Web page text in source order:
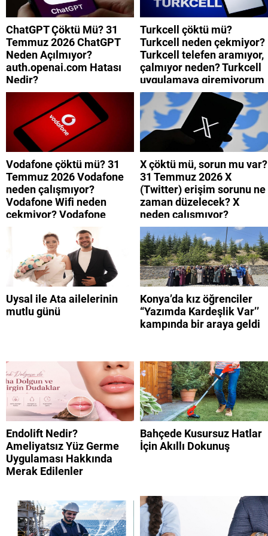
ChatGPT Çöktü Mü? 31
Temmuz 2026 ChatGPT
Neden Açılmıyor?
auth.openai.com Hatası
Nedir?
Turkcell çöktü mü?
Turkcell neden çekmiyor?
Turkcell telefen aramıyor,
çalmıyor neden? Turkcell
uygulamaya giremiyorum
neden? Turkcell internet
neden yavaş?
Vodafone çöktü mü? 31
Temmuz 2026 Vodafone
neden çalışmıyor?
Vodafone Wifi neden
çekmiyor? Vodafone
mobil uygulamaya neden
giremiyorum?
X çöktü mü, sorun mu var?
31 Temmuz 2026 X
(Twitter) erişim sorunu ne
zaman düzelecek? X
neden çalışmıyor?
Uysal ile Ata ailelerinin
mutlu günü
Konya’da kız öğrenciler
“Yazımda Kardeşlik Var’’
kampında bir araya geldi
Endolift Nedir?
Ameliyatsız Yüz Germe
Uygulaması Hakkında
Merak Edilenler
Bahçede Kusursuz Hatlar
İçin Akıllı Dokunuş